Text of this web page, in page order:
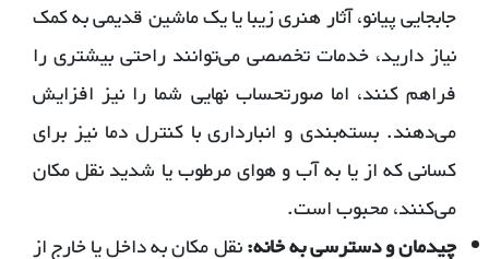
جابجایی پیانو، آثار هنری زیبا یا یک ماشین قدیمی به کمک
نیاز دارید، خدمات تخصصی می‌توانند راحتی بیشتری را
فراهم کنند، اما صورتحساب نهایی شما را نیز افزایش
می‌دهند. بسته‌بندی و انبارداری با کنترل دما نیز برای
کسانی که از یا به آب و هوای مرطوب یا شدید نقل مکان
می‌کنند، محبوب است.
چیدمان و دسترسی به خانه:نقل مکان به داخل یا خارج از